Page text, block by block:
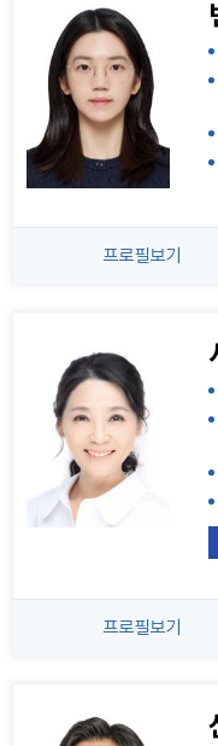
프로필보기
프로필보기